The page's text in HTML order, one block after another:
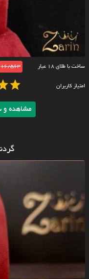
ساخت با طلای ۱۸ عیار 16/563
امتیاز کاربران
مشاهده و